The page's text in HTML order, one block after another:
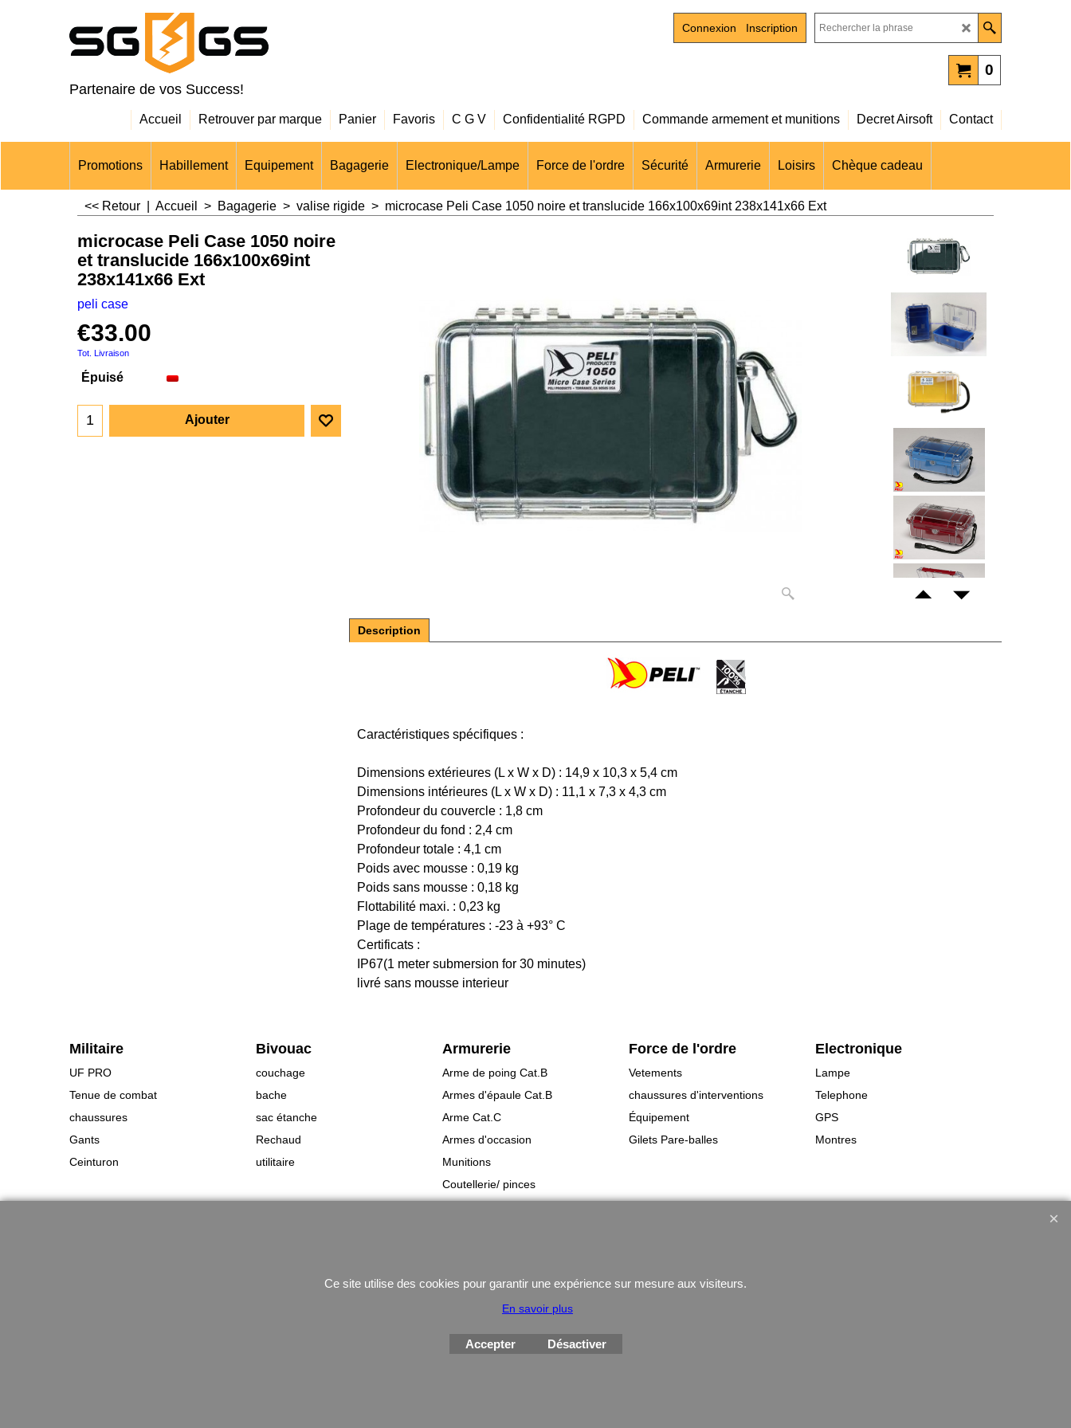
Partenaire de vos Success!
Connexion Inscription
0
Accueil Retrouver par marque Panier Favoris C G V Confidentialité RGPD Commande armement et munitions Decret Airsoft Contact
Promotions Habillement Equipement Bagagerie Electronique/Lampe Force de l'ordre Sécurité Armurerie Loisirs Chèque cadeau
<< Retour Accueil > Bagagerie > valise rigide > microcase Peli Case 1050 noire et translucide 166x100x69int 238x141x66 Ext
microcase Peli Case 1050 noire
et translucide 166x100x69int
238x141x66 Ext
peli case
€33.00
Tot. Livraison
Épuisé
Ajouter
Description
Caractéristiques spécifiques :
Dimensions extérieures (L x W x D) : 14,9 x 10,3 x 5,4 cm
Dimensions intérieures (L x W x D) : 11,1 x 7,3 x 4,3 cm
Profondeur du couvercle : 1,8 cm
Profondeur du fond : 2,4 cm
Profondeur totale : 4,1 cm
Poids avec mousse : 0,19 kg
Poids sans mousse : 0,18 kg
Flottabilité maxi. : 0,23 kg
Plage de températures : -23 à +93° C
Certificats :
IP67(1 meter submersion for 30 minutes)
livré sans mousse interieur
Militaire
UF PRO
Tenue de combat
chaussures
Gants
Ceinturon
Bivouac
couchage
bache
sac étanche
Rechaud
utilitaire
Armurerie
Arme de poing Cat.B
Armes d'épaule Cat.B
Arme Cat.C
Armes d'occasion
Munitions
Coutellerie/ pinces
Force de l'ordre
Vetements
chaussures d'interventions
Équipement
Gilets Pare-balles
Electronique
Lampe
Telephone
GPS
Montres
avec le logiciel
eCommerce ShopFactory
Ce site utilise des cookies pour garantir une expérience sur mesure aux visiteurs.
En savoir plus
Accepter Désactiver